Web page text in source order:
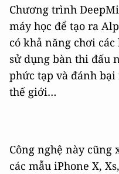
Chương trình
máy học để tạo ra
có khả năng chơi
sử dụng bàn thi đấu
phức tạp và đánh
thế giới…
Công nghệ này cũng
các mẫu iPhone X,